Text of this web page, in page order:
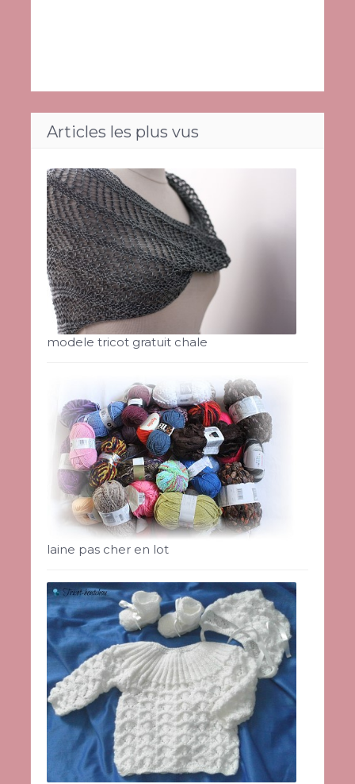
Articles les plus vus
modele tricot gratuit chale
laine pas cher en lot